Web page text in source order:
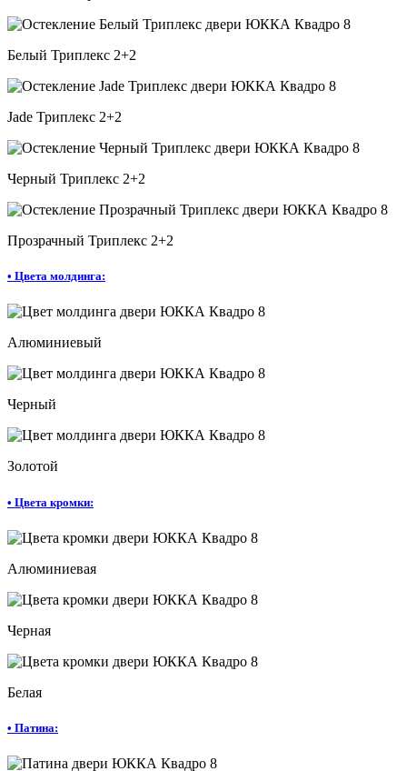
Белый Триплекс 2+2
Jade Триплекс 2+2
Черный Триплекс 2+2
Прозрачный Триплекс 2+2
• Цвета молдинга:
Алюминиевый
Черный
Золотой
• Цвета кромки:
Алюминиевая
Черная
Белая
• Патина: